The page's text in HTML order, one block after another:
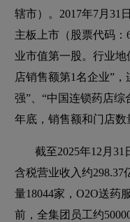
辖市）。2017年7月31
主板上市（股票代码：
业市值第一股。行业
店销售额第1名企业”
强”、“中国连锁药店综
年底，销售额和门店数
截至2025年12月
含税营业收入约298.37
量18044家，O2O送药
前，全集团员工约